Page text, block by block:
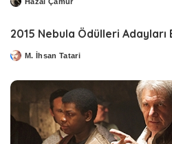
Posted
2015 Nebula Ödülleri Adayları
PostedM. İhsan Tatari